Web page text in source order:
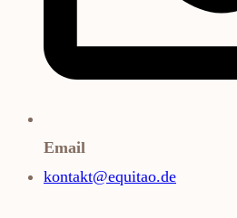
Email
kontakt@equitao.de